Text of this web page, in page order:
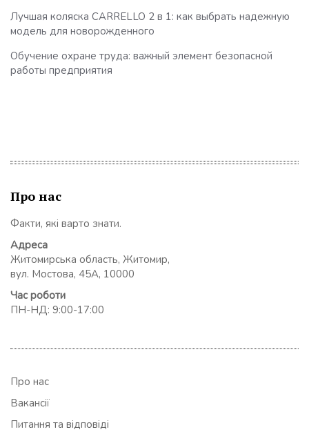
Лучшая коляска CARRELLO 2 в 1: как выбрать надежную
модель для новорожденного
Обучение охране труда: важный элемент безопасной
работы предприятия
Про нас
Факти, які варто знати.
Адреса
Житомирська область, Житомир,
вул. Мостова, 45А, 10000
Час роботи
ПН-НД: 9:00-17:00
Про нас
Вакансії
Питання та відповіді